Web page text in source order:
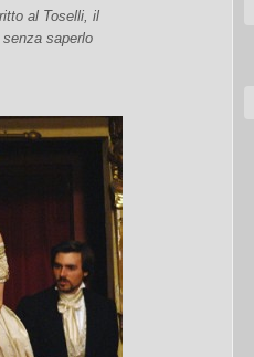
al Toselli, il
saperlo